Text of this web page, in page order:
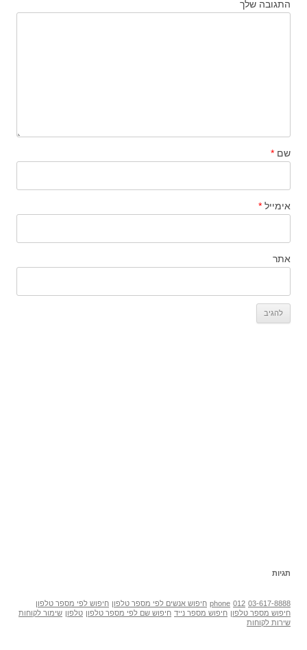
התגובה שלך
שם *
אימייל *
אתר
תגיות
03-617-8888
012
phone חיפוש אנשים לפי מספר טלפון חיפוש לפי מספר טלפון
חיפוש מספר טלפון חיפוש מספר נייד חיפוש שם לפי מספר טלפון טלפון שימור לקוחות
שירות לקוחות